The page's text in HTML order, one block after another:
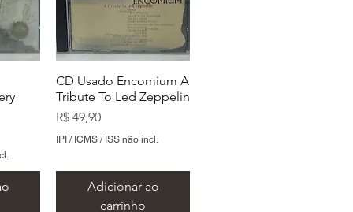
CD Usado Encomium A
Tribute To Led Zeppelin
Preço
R$ 49,90
IPI / ICMS / ISS não incl.
Adicionar ao
carrinho